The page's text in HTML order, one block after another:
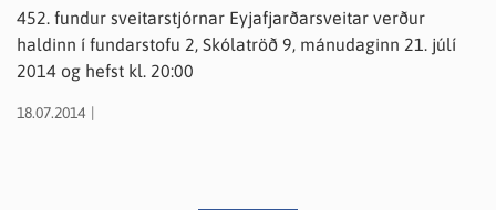
452. fundur sveitarstjórnar Eyjafjarðarsveitar verður
haldinn í fundarstofu 2, Skólatröð 9, mánudaginn 21. júlí
2014 og hefst kl. 20:00
18.07.2014